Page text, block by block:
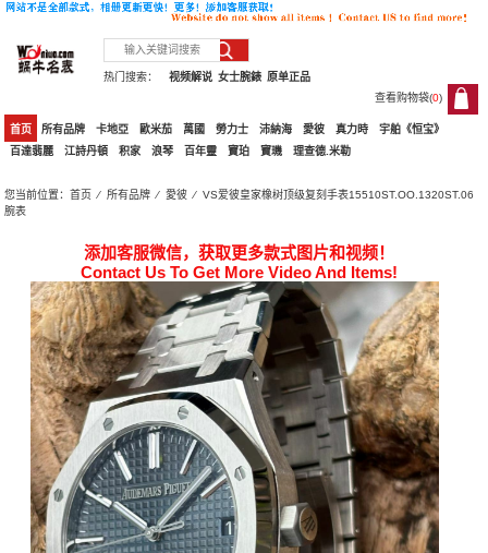
热门搜索： 原单正品
女士腕錶
视频解说
查看购物袋(0)
0
首页 所有品牌 卡地亞 歐米茄 萬國 勞力士 沛納海 愛彼 真力時
宇舶《恒宝》
百達翡麗
江詩丹頓 积家 浪琴 百年靈 寶珀 寶璣 理查德.米勒
您当前位置：首页 ⁄所有品牌 ⁄愛彼 ⁄ VS爱彼皇家橡树顶级复刻手表15510ST.OO.1320ST.06
腕表
添加客服微信，获取更多款式图片和视频！
Contact Us To Get More Video And Items!